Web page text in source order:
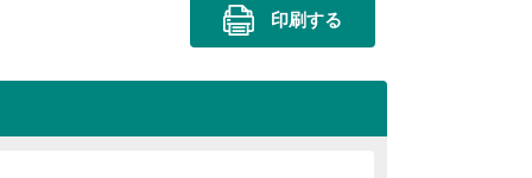
印刷する